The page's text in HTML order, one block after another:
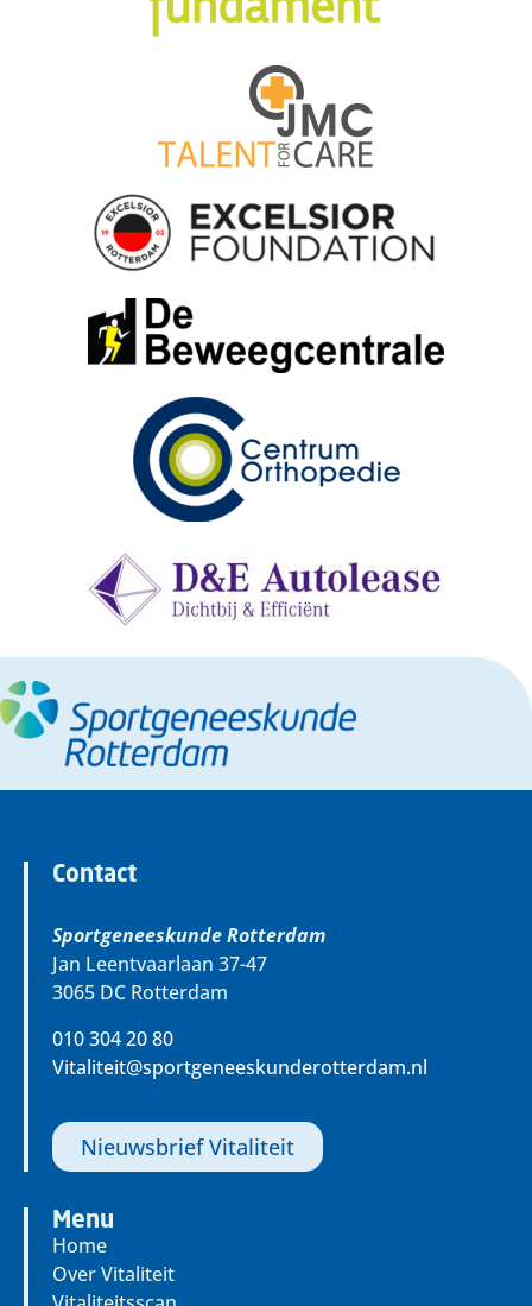
Contact
Sportgeneeskunde Rotterdam
Jan Leentvaarlaan 37-47
3065 DC Rotterdam
010 304 20 80
Vitaliteit@sportgeneeskunderotterdam.nl
Nieuwsbrief Vitaliteit
Menu
Home
Over Vitaliteit